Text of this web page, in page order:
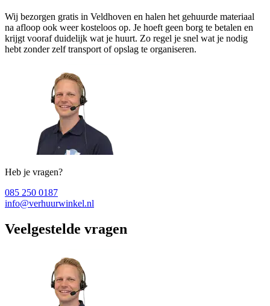
Wij bezorgen gratis in Veldhoven en halen het gehuurde materiaal
na afloop ook weer kosteloos op. Je hoeft geen borg te betalen en
krijgt vooraf duidelijk wat je huurt. Zo regel je snel wat je nodig
hebt zonder zelf transport of opslag te organiseren.
Heb je vragen?
085 250 0187
info@verhuurwinkel.nl
Veelgestelde vragen